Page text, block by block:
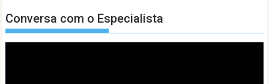
Conversa com o Especialista